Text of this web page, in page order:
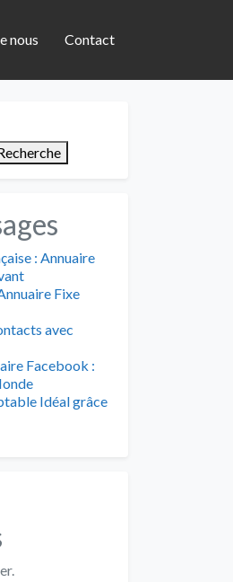
nous Contact
: Annuaire
Fixe
avec
Facebook :
Idéal grâce